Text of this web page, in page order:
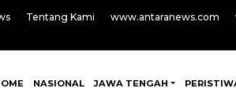
Tentang Kami www.antaranews.com
NASIONAL JAWA TENGAH